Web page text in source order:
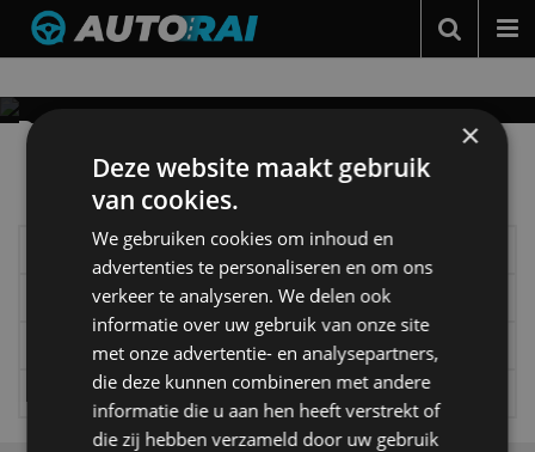
Autotests
Automerken
Adverteren
Contact
MotorRAI.nl
Nieuws over
DEZE SUPERCAR HEET TUTTO RUSSO EN IS
INDERDAAD ‘HELEMAAL ROOD’
Dit is de Capricorn 01 Zagato Tutto Rosso
Meer autonieuws
Alle categorieën van AutoRAI.nl
Elektrisch
Autotests
Interview
Column
Gadgets
Tech
Video
Games
×
Deze website maakt gebruik
van cookies.
We gebruiken cookies om inhoud en
advertenties te personaliseren en om ons
verkeer te analyseren. We delen ook
informatie over uw gebruik van onze site
met onze advertentie- en analysepartners,
die deze kunnen combineren met andere
informatie die u aan hen heeft verstrekt of
die zij hebben verzameld door uw gebruik